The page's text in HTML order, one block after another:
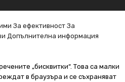
За ефективност За
Допълнителна информация
„бисквитки“. Това са малки
в браузъра и се съхраняват